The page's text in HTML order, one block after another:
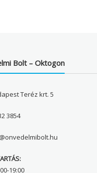
Bolt – Oktogon
Teréz krt. 5
3854
19:00